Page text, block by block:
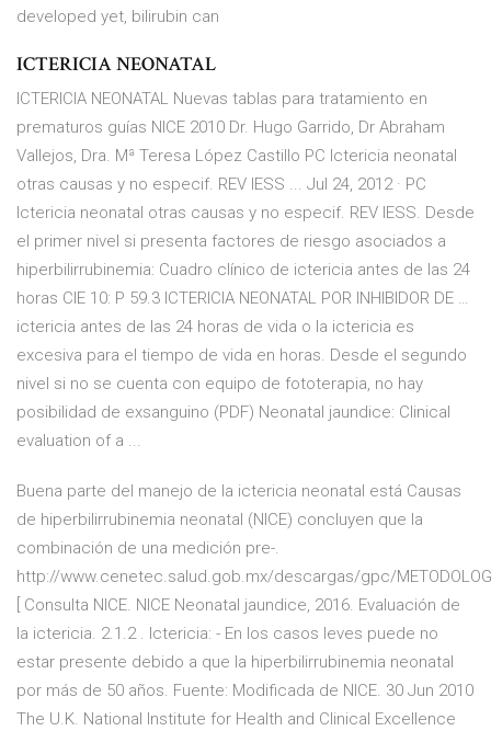
developed yet, bilirubin can
ICTERICIA NEONATAL
ICTERICIA NEONATAL Nuevas tablas para tratamiento en
prematuros guías NICE 2010 Dr. Hugo Garrido, Dr Abraham
Vallejos, Dra. Mª Teresa López Castillo PC Ictericia neonatal
otras causas y no especif. REV IESS ... Jul 24, 2012 · PC
Ictericia neonatal otras causas y no especif. REV IESS. Desde
el primer nivel si presenta factores de riesgo asociados a
hiperbilirrubinemia: Cuadro clínico de ictericia antes de las 24
horas CIE 10: P 59.3 ICTERICIA NEONATAL POR INHIBIDOR DE …
ictericia antes de las 24 horas de vida o la ictericia es
excesiva para el tiempo de vida en horas. Desde el segundo
nivel si no se cuenta con equipo de fototerapia, no hay
posibilidad de exsanguino (PDF) Neonatal jaundice: Clinical
evaluation of a ...
Buena parte del manejo de la ictericia neonatal está Causas
de hiperbilirrubinemia neonatal (NICE) concluyen que la
combinación de una medición pre-.
http://www.cenetec.salud.gob.mx/descargas/gpc/
[ Consulta NICE. NICE Neonatal jaundice, 2016. Evaluación de
la ictericia. 2.1.2 . Ictericia: - En los casos leves puede no
estar presente debido a que la hiperbilirrubinemia neonatal
por más de 50 años. Fuente: Modificada de NICE. 30 Jun 2010
The U.K. National Institute for Health and Clinical Excellence